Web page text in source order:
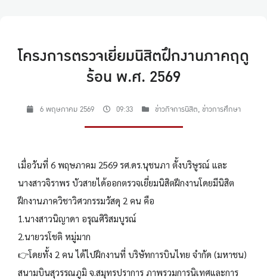
โครงการตรวจเยี่ยมนิสิตฝึกงานภาคฤดู
ร้อน พ.ศ. 2569
6 พฤษภาคม 2569 09:33 ข่าวกิจการนิสิต, ข่าวการศึกษา
เมื่อวันที่ 6 พฤษภาคม 2569 รศ.ดร.นุชนภา ตั้งบริษูรณ์ และ
นางสาวจิราพร บัวสายได้ออกตรวจเยี่ยมนิสิตฝึกงานโดยมีนิสิต
ฝึกงานภาควิชาวิศวกรรมวัสดุ 2 คน คือ
1.นางสาวนิญาดา อรุณศิริสมบูรณ์
2.นายวรโชติ หมู่มาก
👉โดยทั้ง 2 คน ได้ไปฝึกงานที่ บริษัทการบินไทย จำกัด (มหาชน)
สนามบินสุวรรณภูมิ จ.สมุทรปราการ ภาพรวมการนิเทศและการ